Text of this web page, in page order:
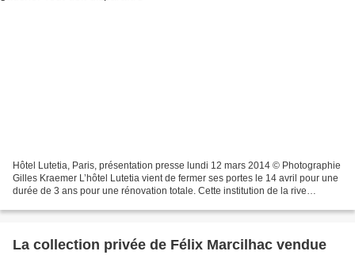
Hôtel Lutetia, Paris, présentation presse lundi 12 mars 2014 © Photographie
Gilles Kraemer L’hôtel Lutetia vient de fermer ses portes le 14 avril pour une
durée de 3 ans pour une rénovation totale. Cette institution de la rive
La collection privée de Félix Marcilhac vendue